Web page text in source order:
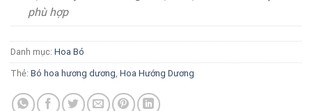
phù hợp
Danh mục: Hoa Bó
Thẻ: Bó hoa hương dương Hoa Hướng Dương